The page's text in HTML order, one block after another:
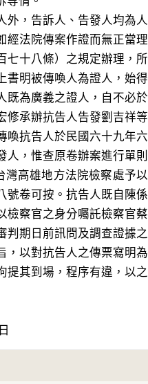
外，告訴人、告發人均為人
經法院傳案作證而無正當理
七十八條）之規定辦理，所
書明被傳喚人為證人，始得
既為廣義之證人，自不必於
修承辦抗告人告發劉吉祥等
喚抗告人於民國六十九年六
，惟查原卷辦案進行單則
灣高雄地方法院檢察處予以
號卷可按。抗告人既自陳係
檢察官之身分囑託檢察官蔡
判期日前訊問及調查證據之
，以對抗告人之傳票寫明為
提其到場，程序有違，以之